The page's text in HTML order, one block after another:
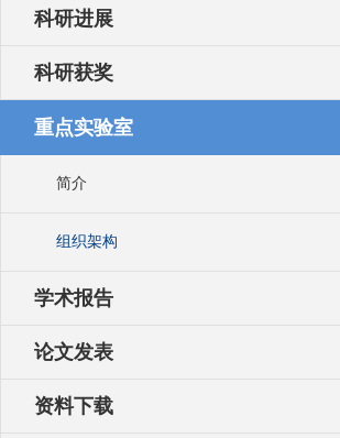
科研进展
科研获奖
重点实验室
简介
组织架构
学术报告
论文发表
资料下载